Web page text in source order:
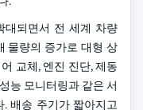
대되면서 전 세계 차량
물량의 증가로 대형 상
교체, 엔진 진단, 제동
능 모니터링과 같은 서
배송 주기가 짧아지고